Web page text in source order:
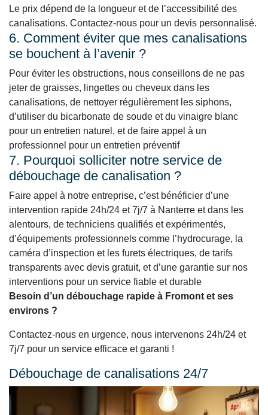
Le prix dépend de la longueur et de l’accessibilité des
canalisations. Contactez-nous pour un devis personnalisé.
6. Comment éviter que mes canalisations
se bouchent à l’avenir ?
Pour éviter les obstructions, nous conseillons de ne pas
jeter de graisses, lingettes ou cheveux dans les
canalisations, de nettoyer régulièrement les siphons,
d’utiliser du bicarbonate de soude et du vinaigre blanc
pour un entretien naturel, et de faire appel à un
professionnel pour un entretien préventif
7. Pourquoi solliciter notre service de
débouchage de canalisation ?
Faire appel à notre entreprise, c’est bénéficier d’une
intervention rapide 24h/24 et 7j/7 à Nanterre et dans les
alentours, de techniciens qualifiés et expérimentés,
d’équipements professionnels comme l’hydrocurage, la
caméra d’inspection et les furets électriques, de tarifs
transparents avec devis gratuit, et d’une garantie sur nos
interventions pour un service fiable et durable
Besoin d’un débouchage rapide à Fromont et ses
environs ?
Contactez-nous en urgence, nous intervenons 24h/24 et
7j/7 pour un service efficace et garanti !
Débouchage de canalisations 24/7